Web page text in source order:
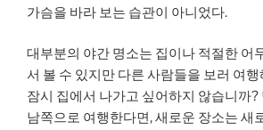
가슴을 바라 보는 습관이 아니었다.
대부분의 야간 명소는 집이나 적절한 어
서 볼 수 있지만 다른 사람들을 보러 여
잠시 집에서 나가고 싶어하지 않습니까
남쪽으로 여행한다면, 새로운 장소는 새